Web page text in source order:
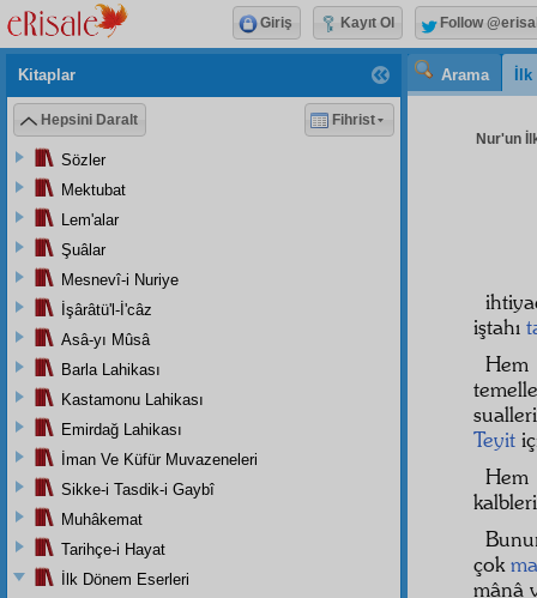
Arama
Nur'un
iştahı
Teyit
çok
mânâ
Kitaplar
Hepsini Daralt Fihrist
Sözler
Mektubat
Lem'alar
Şuâlar
Mesnevî-i Nuriye
İşârâtü'l-İ'câz
Asâ-yı Mûsâ
Barla Lahikası
Kastamonu Lahikası
Emirdağ Lahikası
İman Ve Küfür Muvazeneleri
Sikke-i Tasdik-i Gaybî
Muhâkemat
Tarihçe-i Hayat
İlk Dönem Eserleri
Giriş Kayıt Ol Follow